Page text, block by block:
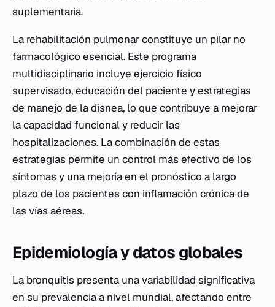
suplementaria.
La rehabilitación pulmonar constituye un pilar no
farmacológico esencial. Este programa
multidisciplinario incluye ejercicio físico
supervisado, educación del paciente y estrategias
de manejo de la disnea, lo que contribuye a mejorar
la capacidad funcional y reducir las
hospitalizaciones. La combinación de estas
estrategias permite un control más efectivo de los
síntomas y una mejoría en el pronóstico a largo
plazo de los pacientes con inflamación crónica de
las vías aéreas.
Epidemiología y datos globales
La bronquitis presenta una variabilidad significativa
en su prevalencia a nivel mundial, afectando entre